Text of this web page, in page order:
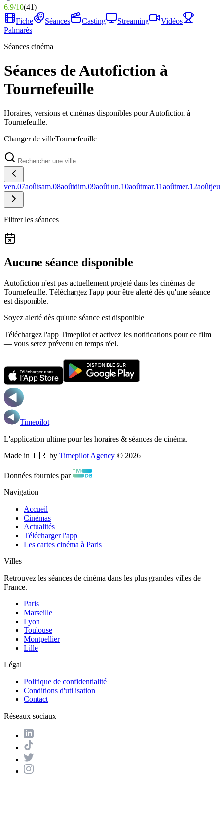
6.9/10(41)
Fiche
Séances Casting Streaming
Vidéos
Palmarès
Séances cinéma
Séances de Autofiction à
Tournefeuille
Horaires, versions et cinémas disponibles pour Autofiction à
Tournefeuille.
Changer de villeTournefeuille
ven.07aoûtsam.08aoûtdim.09aoûtlun.10aoûtmar.11aoûtmer.12août
Filtrer les séances
Aucune séance disponible
Autofiction n'est pas actuellement projeté dans les cinémas de
Tournefeuille. Téléchargez l'app pour être alerté dès qu'une séance
est disponible.
Soyez alerté dès qu'une séance est disponible
Téléchargez l'app Timepilot et activez les notifications pour ce film
— vous serez prévenu en temps réel.
Timepilot
L'application ultime pour les horaires & séances de cinéma.
Made in 🇫🇷 by Timepilot Agency © 2026
Données fournies par
Navigation
Accueil
Cinémas
Actualités
Télécharger l'app
Les cartes cinéma à Paris
Villes
Retrouvez les séances de cinéma dans les plus grandes villes de
France.
Paris
Marseille
Lyon
Toulouse
Montpellier
Lille
Légal
Politique de confidentialité
Conditions d'utilisation
Contact
Réseaux sociaux